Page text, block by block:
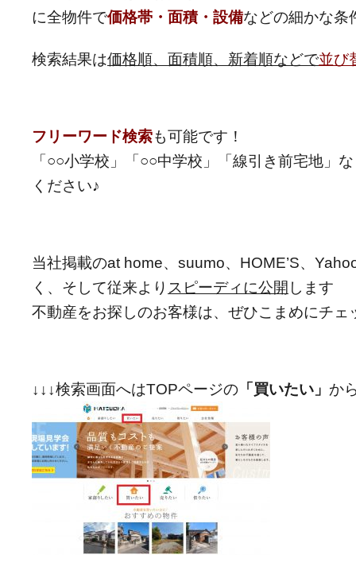
に全物件で価格帯・面積・設備などの細かな条
検索結果は価格順、面積順、新着順などで並び
フリーワード検索も可能です！
「○○小学校」「○○中学校」「線引き前宅地」
ください♪
当社掲載のat home、suumo、HOME’S、
く、そして従来より スピーディに公開 します
不動産をお探しのお客様は、ぜひこまめにチェ
↓↓↓検索画面へはTOPページの 「買いたい」 か